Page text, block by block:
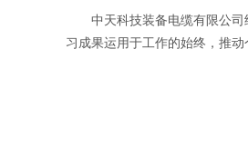
中天科技装备电缆有限公
习成果运用于工作的始终，推动